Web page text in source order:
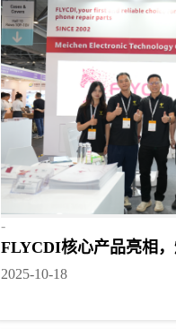
-
FLYCDI核心产品亮相
2025-10-18